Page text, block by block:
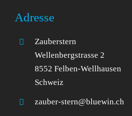
Adresse
Zauberstern
Wellenbergstrasse 2
8552 Felben-Wellhausen
Schweiz
zauber-stern@bluewin.ch